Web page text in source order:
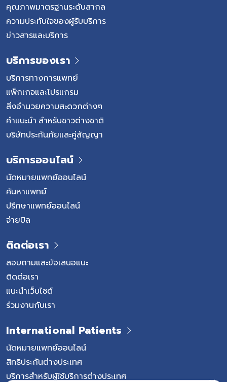
คุณภาพมาตรฐานระดับสากล
ความประทับใจของผู้รับบริการ
ข่าวสารและบริการ
บริการของเรา
บริการทางการแพทย์
แพ็กเกจและโปรแกรม
สิ่งอำนวยความสะดวกต่างๆ
คำแนะนำ สำหรับชาวต่างชาติ
บริษัทประกันภัยและคู่สัญญา
บริการออนไลน์
นัดหมายแพทย์ออนไลน์
ค้นหาแพทย์
ปรึกษาแพทย์ออนไลน์
จ่ายบิล
ติดต่อเรา
สอบถามและข้อเสนอแนะ
ติดต่อเรา
แนะนำเว็บไซต์
ร่วมงานกับเรา
International Patients
นัดหมายแพทย์ออนไลน์
สิทธิประกันต่างประเทศ
บริการสำหรับผู้ใช้บริการต่างประเทศ